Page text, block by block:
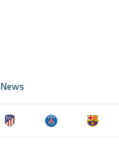
News